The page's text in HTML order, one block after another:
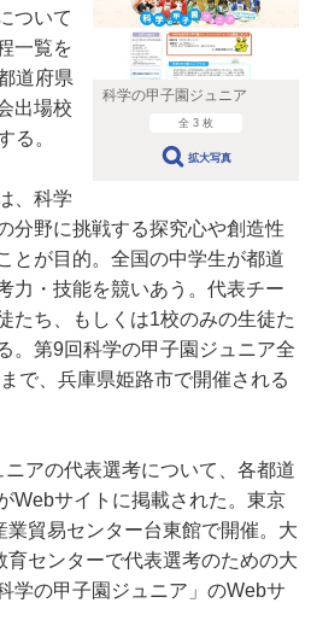
科学の甲子園ジュニア
全 3 枚
拡大写真
ついて
一覧を
道府県
出場校
る。
、科学
分野に挑戦する探究心や創造性
とが目的。全国の中学生が都道
力・技能を競いあう。代表チー
たち、もしくは1校のみの生徒た
。第9回科学の甲子園ジュニア全
で、兵庫県姫路市で開催される
アの代表選考について、各都道
Webサイトに掲載された。東京
貿易センター台東館で開催。大
育センターで代表選考のための大
学の甲子園ジュニア」のWebサ